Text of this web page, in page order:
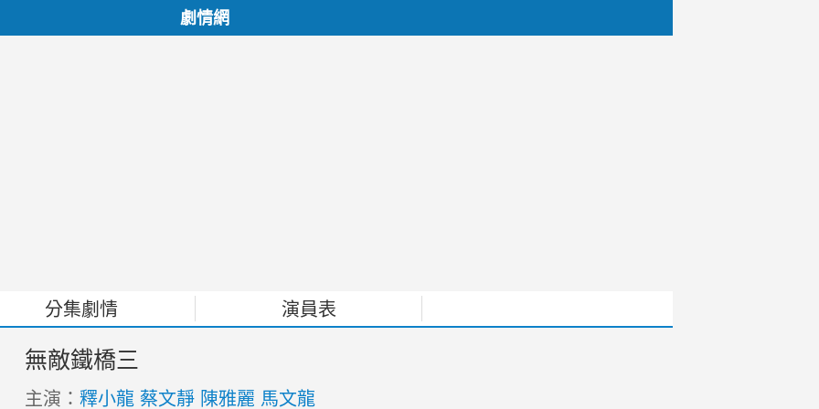
劇情網
分集劇情 演員表
無敵鐵橋三
主演： 釋小龍 蔡文靜 陳雅麗 馬文龍